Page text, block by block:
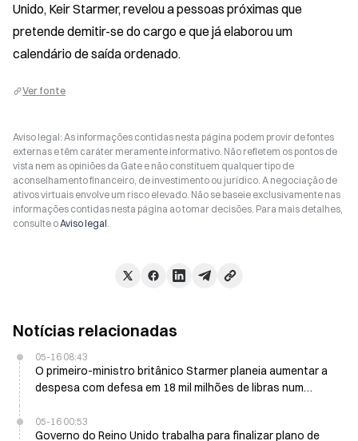
Unido, Keir Starmer, revelou a pessoas próximas que
pretende demitir-se do cargo e que já elaborou um
calendário de saída ordenado.
Ver fonte
Aviso legal: As informações contidas nesta página podem provir de fontes
externas e têm caráter meramente informativo. Não refletem os pontos de
vista nem as opiniões da Gate e não constituem qualquer tipo de
aconselhamento financeiro, de investimento ou jurídico. A negociação de
ativos virtuais envolve um risco elevado. Não se baseie exclusivamente nas
informações contidas nesta página ao tomar decisões. Para mais detalhes,
consulte oAviso legal.
Notícias relacionadas
05-16 08:43
O primeiro-ministro britânico Starmer planeia aumentar a
despesa com defesa em 18 mil milhões de libras num
05-16 00:53
Governo do Reino Unido trabalha para finalizar plano de